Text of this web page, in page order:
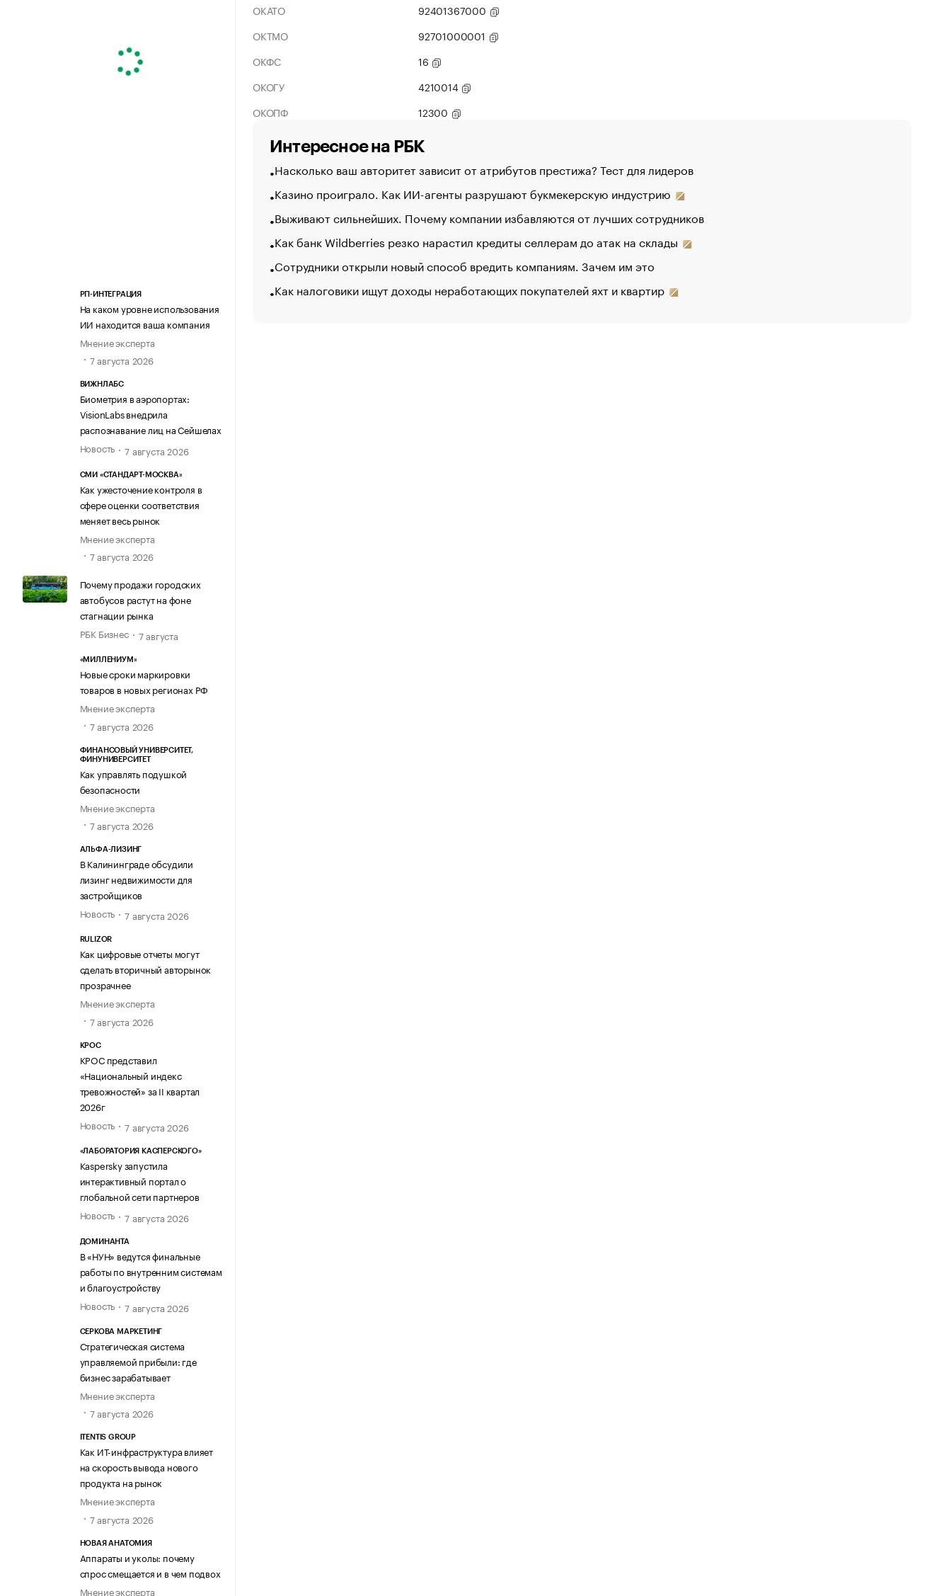
РП-ИНТЕГРАЦИЯ
На каком уровне использования
ИИ находится ваша компания
Мнение эксперта
7 августа 2026
ВИЖНЛАБС
Биометрия в аэропортах:
VisionLabs внедрила
распознавание лиц на Сейшелах
Новость
7 августа 2026
СМИ «СТАНДАРТ-МОСКВА»
Как ужесточение контроля в
сфере оценки соответствия
меняет весь рынок
Мнение эксперта
7 августа 2026
Почему продажи городских
автобусов растут на фоне
стагнации рынка
РБК Бизнес
7 августа
«МИЛЛЕНИУМ»
Новые сроки маркировки
товаров в новых регионах РФ
Мнение эксперта
7 августа 2026
ФИНАНСОВЫЙ УНИВЕРСИТЕТ,
ФИНУНИВЕРСИТЕТ
Как управлять подушкой
безопасности
Мнение эксперта
7 августа 2026
АЛЬФА-ЛИЗИНГ
В Калининграде обсудили
лизинг недвижимости для
застройщиков
Новость
7 августа 2026
RULIZOR
Как цифровые отчеты могут
сделать вторичный авторынок
прозрачнее
Мнение эксперта
7 августа 2026
КРОС
КРОС представил
«Национальный индекс
тревожностей» за II квартал
2026г
Новость
7 августа 2026
«ЛАБОРАТОРИЯ КАСПЕРСКОГО»
Kaspersky запустила
интерактивный портал о
глобальной сети партнеров
Новость
7 августа 2026
ДОМИНАНТА
В «НУН» ведутся финальные
работы по внутренним системам
и благоустройству
Новость
7 августа 2026
СЕРКОВА МАРКЕТИНГ
Стратегическая система
управляемой прибыли: где
бизнес зарабатывает
Мнение эксперта
7 августа 2026
ITENTIS GROUP
Как ИТ-инфраструктура влияет
на скорость вывода нового
продукта на рынок
Мнение эксперта
7 августа 2026
НОВАЯ АНАТОМИЯ
Аппараты и уколы: почему
спрос смещается и в чем подвох
Мнение эксперта
ОКАТО
92401367000
ОКТМО
92701000001
ОКФС
16
ОКОГУ
4210014
ОКОПФ
12300
Интересное на РБК
Насколько ваш авторитет зависит от атрибутов престижа? Тест для лидеров
Казино проиграло. Как ИИ-агенты разрушают букмекерскую индустрию
Выживают сильнейших. Почему компании избавляются от лучших сотрудников
Как банк Wildberries резко нарастил кредиты селлерам до атак на склады
Сотрудники открыли новый способ вредить компаниям. Зачем им это
Как налоговики ищут доходы неработающих покупателей яхт и квартир